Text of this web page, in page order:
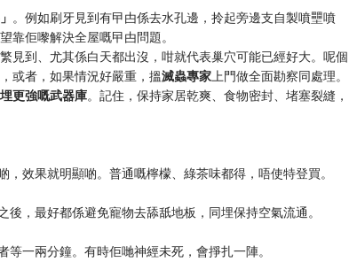
。例如刷牙見到有曱甴係去水孔邊，拎起旁邊支自製噴壨噴
靠佢嚟解決全屋嘅曱甴問題。
見到、尤其係白天都出沒，咁就代表巢穴可能已經好大。呢個
或者，如果情況好嚴重，搵滅蟲專家上門做全面勘察同處理。
更強嘅武器庫。記住，保持家居乾爽、食物密封、堵塞裂縫，
，效果就明顯啲。普通嘅檸檬、綠茶味都得，唔使特登買。
，最好都係避免寵物去舔舐地板，同埋保持空氣流通。
一兩分鐘。有時佢哋神經未死，會掙扎一陣。